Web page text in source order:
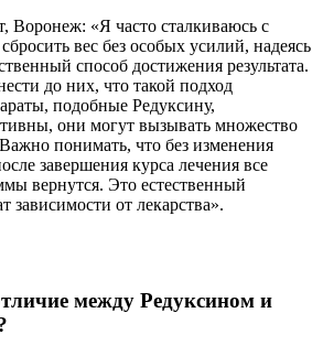
Воронеж: «Я часто сталкиваюсь с
вес без особых усилий, надеясь
способ достижения результата.
до них, что такой подход
подобные Редуксину,
они могут вызывать множество
понимать, что без изменения
завершения курса лечения все
вернутся. Это естественный
зависимости от лекарства».
между Редуксином и